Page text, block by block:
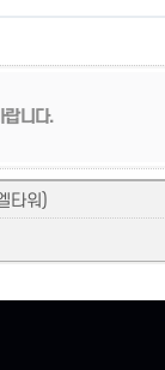
랍니다.
타워)